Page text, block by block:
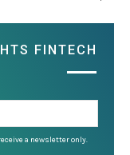
FINTECH
a newsletter only.